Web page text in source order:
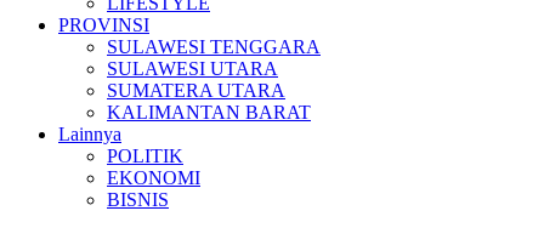
PROVINSI
SULAWESI TENGGARA
SULAWESI UTARA
SUMATERA UTARA
KALIMANTAN BARAT
Lainnya
POLITIK
EKONOMI
BISNIS